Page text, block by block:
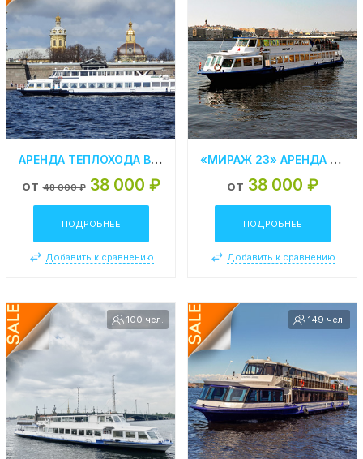
АРЕНДА ТЕПЛОХОДА В СПБ «НЕФРИТ»
от 48 000 ₽ 38 000 ₽
ПОДРОБНЕЕ
Добавить к сравнению
«МИРАЖ 23» АРЕНДА ТЕПЛОХОДА В СПБ
от 38 000 ₽
ПОДРОБНЕЕ
Добавить к сравнению
100 чел. 149 чел.